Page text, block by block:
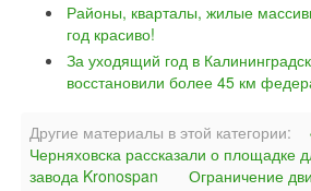
Районы, кварталы, жилые
год красиво!
За уходящий год в
восстановили более 45 км
Другие материалы в этой категории:
Черняховска рассказали о площадке
завода Kronospan
Ограничение